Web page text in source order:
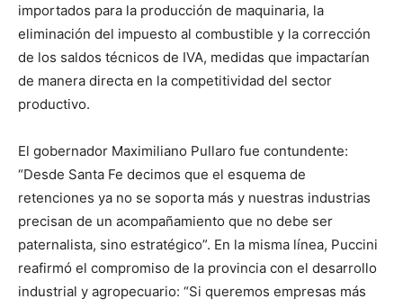
importados para la producción de maquinaria, la
eliminación del impuesto al combustible y la corrección
de los saldos técnicos de IVA, medidas que impactarían
de manera directa en la competitividad del sector
productivo.
El gobernador Maximiliano Pullaro fue contundente:
“Desde Santa Fe decimos que el esquema de
retenciones ya no se soporta más y nuestras industrias
precisan de un acompañamiento que no debe ser
paternalista, sino estratégico”. En la misma línea, Puccini
reafirmó el compromiso de la provincia con el desarrollo
industrial y agropecuario: “Si queremos empresas más